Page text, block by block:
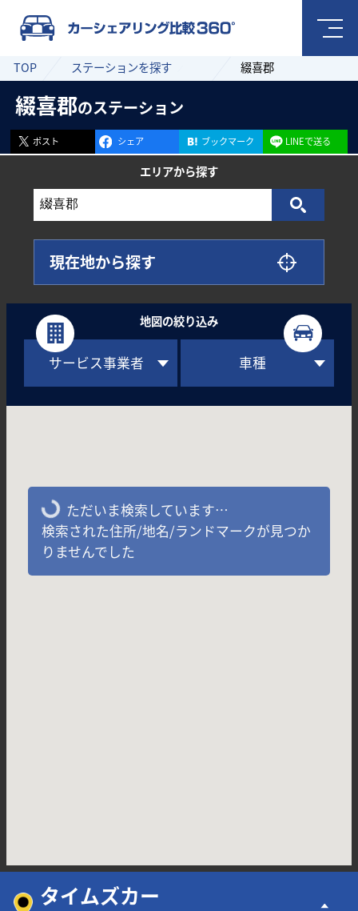
TOP ステーションを探す 綴喜郡
綴喜郡のステーション
ポスト シェア ブックマーク LINEで送る
エリアから探す
現在地から探す
地図の絞り込み
サービス事業者 車種
ただいま検索しています…
検索された住所/地名/ランドマークが見つか
りませんでした
タイムズカー